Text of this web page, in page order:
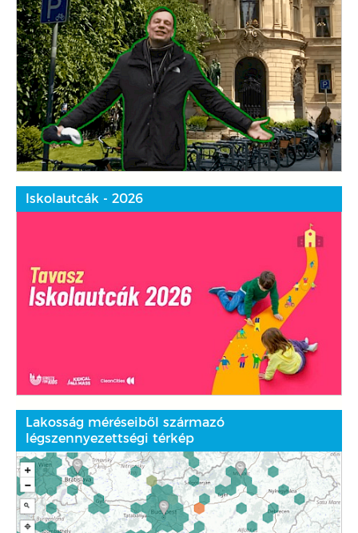
Iskolautcák - 2026
Lakosság méréseiből származó
légszennyezettségi térkép